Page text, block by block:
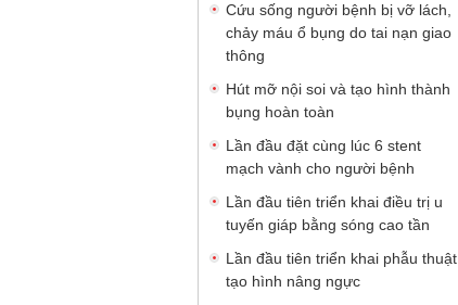
Cứu sống người bệnh bị vỡ lách,
chảy máu ổ bụng do tai nạn giao
thông
Hút mỡ nội soi và tạo hình thành
bụng hoàn toàn
Lần đầu đặt cùng lúc 6 stent
mạch vành cho người bệnh
Lần đầu tiên triển khai điều trị u
tuyến giáp bằng sóng cao tần
Lần đầu tiên triển khai phẫu thuật
tạo hình nâng ngực